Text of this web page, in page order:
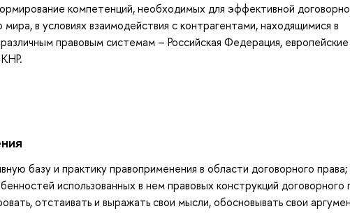
компетенций, необходимых для эффективной
в условиях взаимодействия с контрагентами, находящимися в
правовым системам – Российская Федерация, европейские
базу и практику правоприменения в области договорного права;
использованных в нем правовых конструкций договорного
отстаивать и выражать свои мысли, обосновывать свои